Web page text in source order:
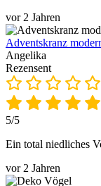
vor 2 Jahren
Adventskranz
Angelika
Rezensent
5/5
Ein total niedliches
vor 2 Jahren